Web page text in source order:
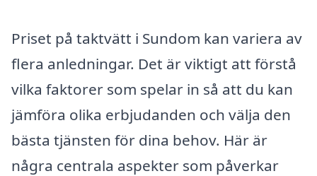
Priset på taktvätt i Sundom kan variera av
flera anledningar. Det är viktigt att förstå
vilka faktorer som spelar in så att du kan
jämföra olika erbjudanden och välja den
bästa tjänsten för dina behov. Här är
några centrala aspekter som påverkar